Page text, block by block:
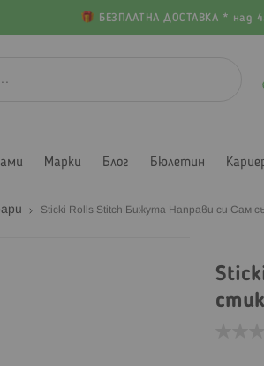
БЕЗПЛАТНА ДОСТАВКА * над
Марки Блог Бюлетин
Sticki Rolls Stitch Бижута Направи си Сам